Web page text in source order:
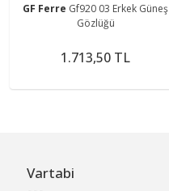
GF Ferre Gf920 03 Erkek Güneş
Gözlüğü
1.713,50 TL
Vartabi